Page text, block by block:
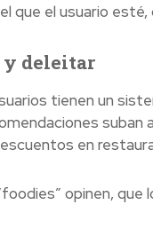
que el usuario
y deleitar
tienen un
suban
en
opinen,